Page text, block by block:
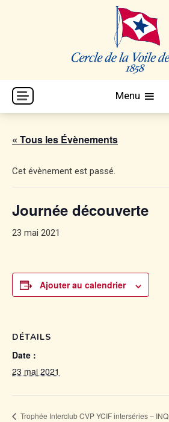
CVP
Cercle de la Voile de Paris
Menu
« Tous les Évènements
Cet évènement est passé.
Journée découverte
23 mai 2021
Ajouter au calendrier
DÉTAILS
Date :
23 mai 2021
Trophée Interclub CVP YCIF interséries – INQ